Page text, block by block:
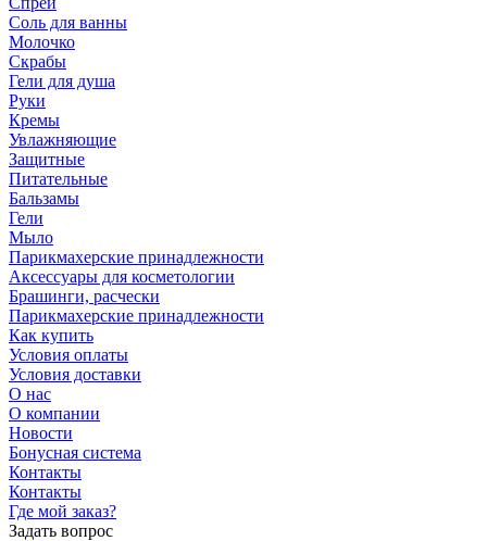
Соль для ванны
Молочко
Скрабы
Гели для душа
Руки
Кремы
Увлажняющие
Защитные
Питательные
Бальзамы
Гели
Мыло
Парикмахерские принадлежности
Аксессуары для косметологии
Брашинги, расчески
Парикмахерские принадлежности
Как купить
Условия оплаты
Условия доставки
О нас
О компании
Новости
Бонусная система
Контакты
Контакты
Где мой заказ?
Задать вопрос